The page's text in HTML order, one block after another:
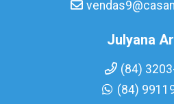
Julyana
(84)
(84)